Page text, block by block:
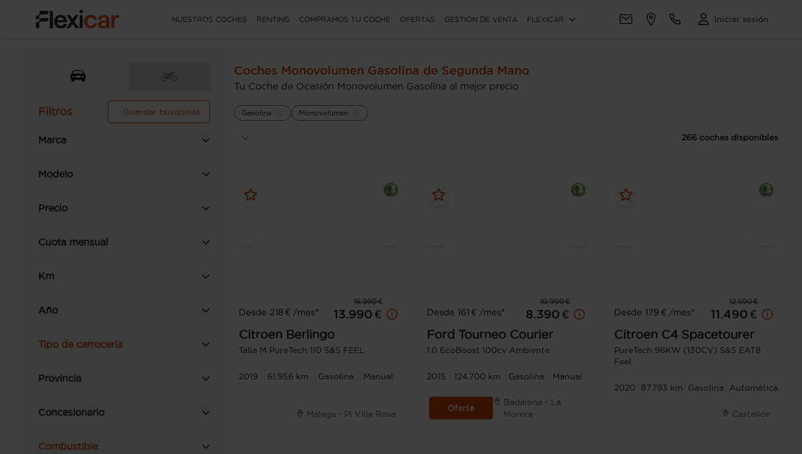
NUESTROS COCHES RENTING COMPRAMOS TU COCHE OFERTAS GESTIÓN DE VENTA FLEXICAR Iniciar sesión
Filtros Guardar búsqueda
Marca
Modelo
Precio
Cuota mensual
Km
Año
Tipo de carrocería
Provincia
Concesionario
Combustible
Coches Monovolumen Gasolina de Segunda Mano
Tu Coche de Ocasión Monovolumen Gasolina al mejor precio
Gasolina Monovolumen
266 coches disponibles
15.990 €
Desde 218 € /mes*
13.990 €
Citroen Berlingo
Talla M PureTech 110 S&S FEEL
2019 61.956 km Gasolina Manual
Málaga - PI Villa Rosa
10.990 €
Desde 161 € /mes*
8.390 €
Ford Tourneo Courier
1.0 EcoBoost 100cv Ambiente
2015 124.700 km Gasolina Manual
Oferta
Badalona - La
Morera
12.990 €
Desde 179 € /mes*
11.490 €
Citroen C4 Spacetourer
PureTech 96KW (130CV) S&S EAT8
Feel
2020 87.793 km Gasolina Automática
Castellón